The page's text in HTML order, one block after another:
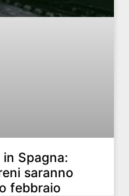
Spagna:
saranno
febbraio